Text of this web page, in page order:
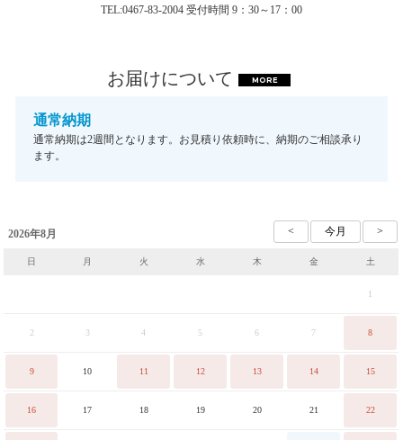
TEL:0467-83-2004 受付時間 9：30～17：00
お届けについて MORE
通常納期
通常納期は2週間となります。お見積り依頼時に、納期のご相談承り
ます。
2026年8月
日 月 火 水 木 金 土
1
2 3 4 5 6 7 8
9 10 11 12 13 14 15
16 17 18 19 20 21 22